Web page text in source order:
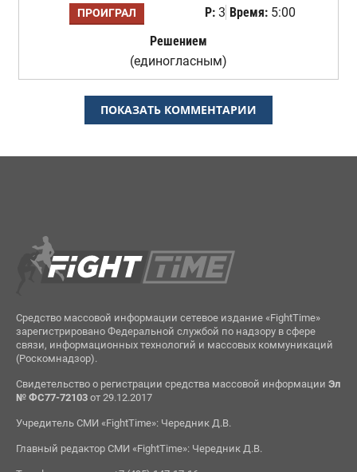
ПРОИГРАЛ Р:3 Время:5:00
Решением
(единогласным)
ПОКАЗАТЬ КОММЕНТАРИИ
Средство массовой информации сетевое издание «FightTime»
зарегистрировано Федеральной службой по надзору в сфере
связи, информационных технологий и массовых коммуникаций
(Роскомнадзор).
Свидетельство о регистрации средства массовой информации Эл
№ ФС77-72103от 29.12.2017
Учредитель СМИ «FightTime»: Чередник Д.В.
Главный редактор СМИ «FightTime»: Чередник Д.В.